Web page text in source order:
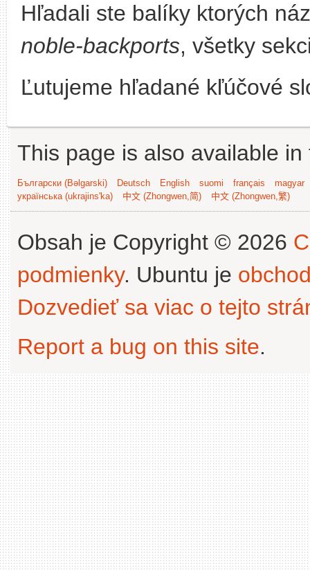
Hľadali ste balíky ktorých
noble-backports, všetky
Ľutujeme hľadané kľúčové
This page is also available
Български (Bəlgarski) Deutsch English suomi français
magyar
українська (ukrajins'ka)
中文 (Zhongwen,简) 中文 (Zhongwen,繁)
Obsah je Copyright © 2026
podmienky. Ubuntu je
Dozvedieť sa viac o tejto
Report a bug on this site.